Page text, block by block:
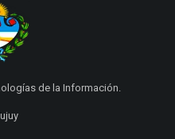
de la Información.